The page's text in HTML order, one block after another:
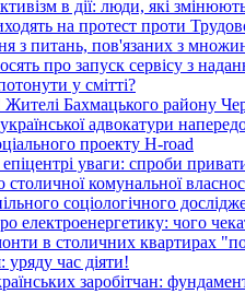
в дії: люди, які
на протест проти
з питань, пов'язаних з
про запуск сервісу з
у смітті?
Жителі Бахмацького району
адвокатури
проекту H-road
уваги: спроби
столичної комунальної
соціологічного
електроенергетику: чого
в столичних квартирах
час діяти!
заробітчан: